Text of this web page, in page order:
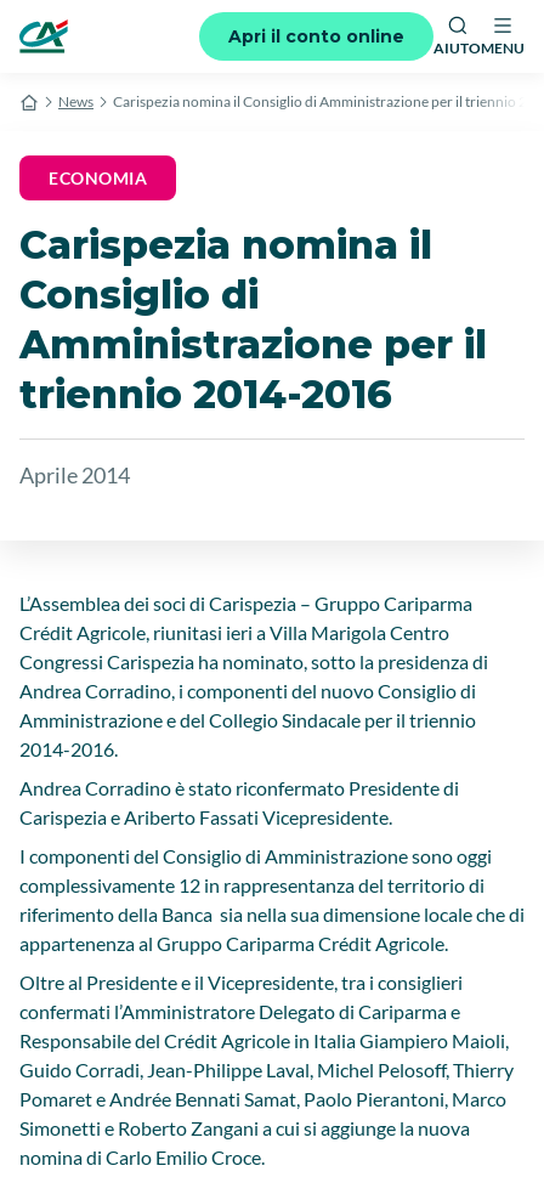
Apri il conto online
AIUTOMENU
News Carispezia nomina il Consiglio di Amministrazione per il triennio
ECONOMIA
Carispezia nomina il
Consiglio di
Amministrazione per il
triennio 2014-2016
Aprile 2014
L’Assemblea dei soci di Carispezia – Gruppo Cariparma
Crédit Agricole, riunitasi ieri a Villa Marigola Centro
Congressi Carispezia ha nominato, sotto la presidenza di
Andrea Corradino, i componenti del nuovo Consiglio di
Amministrazione e del Collegio Sindacale per il triennio
2014-2016.
Andrea Corradino è stato riconfermato Presidente di
Carispezia e Ariberto Fassati Vicepresidente.
I componenti del Consiglio di Amministrazione sono oggi
complessivamente 12 in rappresentanza del territorio di
riferimento della Banca sia nella sua dimensione locale che di
appartenenza al Gruppo Cariparma Crédit Agricole.
Oltre al Presidente e il Vicepresidente, tra i consiglieri
confermati l’Amministratore Delegato di Cariparma e
Responsabile del Crédit Agricole in Italia Giampiero Maioli,
Guido Corradi, Jean-Philippe Laval, Michel Pelosoff, Thierry
Pomaret e Andrée Bennati Samat, Paolo Pierantoni, Marco
Simonetti e Roberto Zangani a cui si aggiunge la nuova
nomina di Carlo Emilio Croce.